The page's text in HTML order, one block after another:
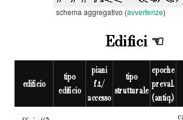
schema aggregativo (avvertenze)
Edifici
edificio tipo
edificio
piani
f.t./
accesso
tipo
strutturale
epoche
preval.
(antiq.)